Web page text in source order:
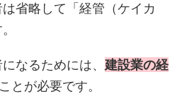
省略して「経管（ケイカ
なるためには、 建設業の経
とが必要です。